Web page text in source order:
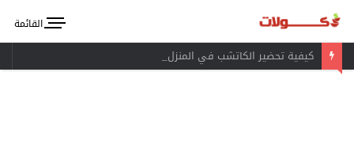
القائمة
كيفية تحضير الكاتشب في المنزل